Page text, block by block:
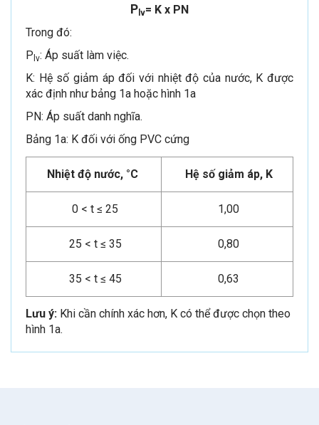
P lv= K x PN
Trong đó:
P lv: Áp suất làm việc.
K: Hệ số giảm áp đối với nhiệt độ của nước, K được
xác định như bảng 1a hoặc hình 1a
PN: Áp suất danh nghĩa.
Bảng 1a: K đối với ống PVC cứng
Nhiệt độ nước, °C Hệ số giảm áp, K
0 < t ≤ 25 1,00
25 < t ≤ 35 0,80
35 < t ≤ 45 0,63
Lưu ý: Khi cần chính xác hơn, K có thể được chọn theo
hình 1a.